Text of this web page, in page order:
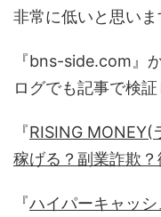
非常に低いと思いま
『bns-side.com』
ログでも記事で検証
『RISING MONEY(
稼げる？副業詐欺
『ハイパーキャッ